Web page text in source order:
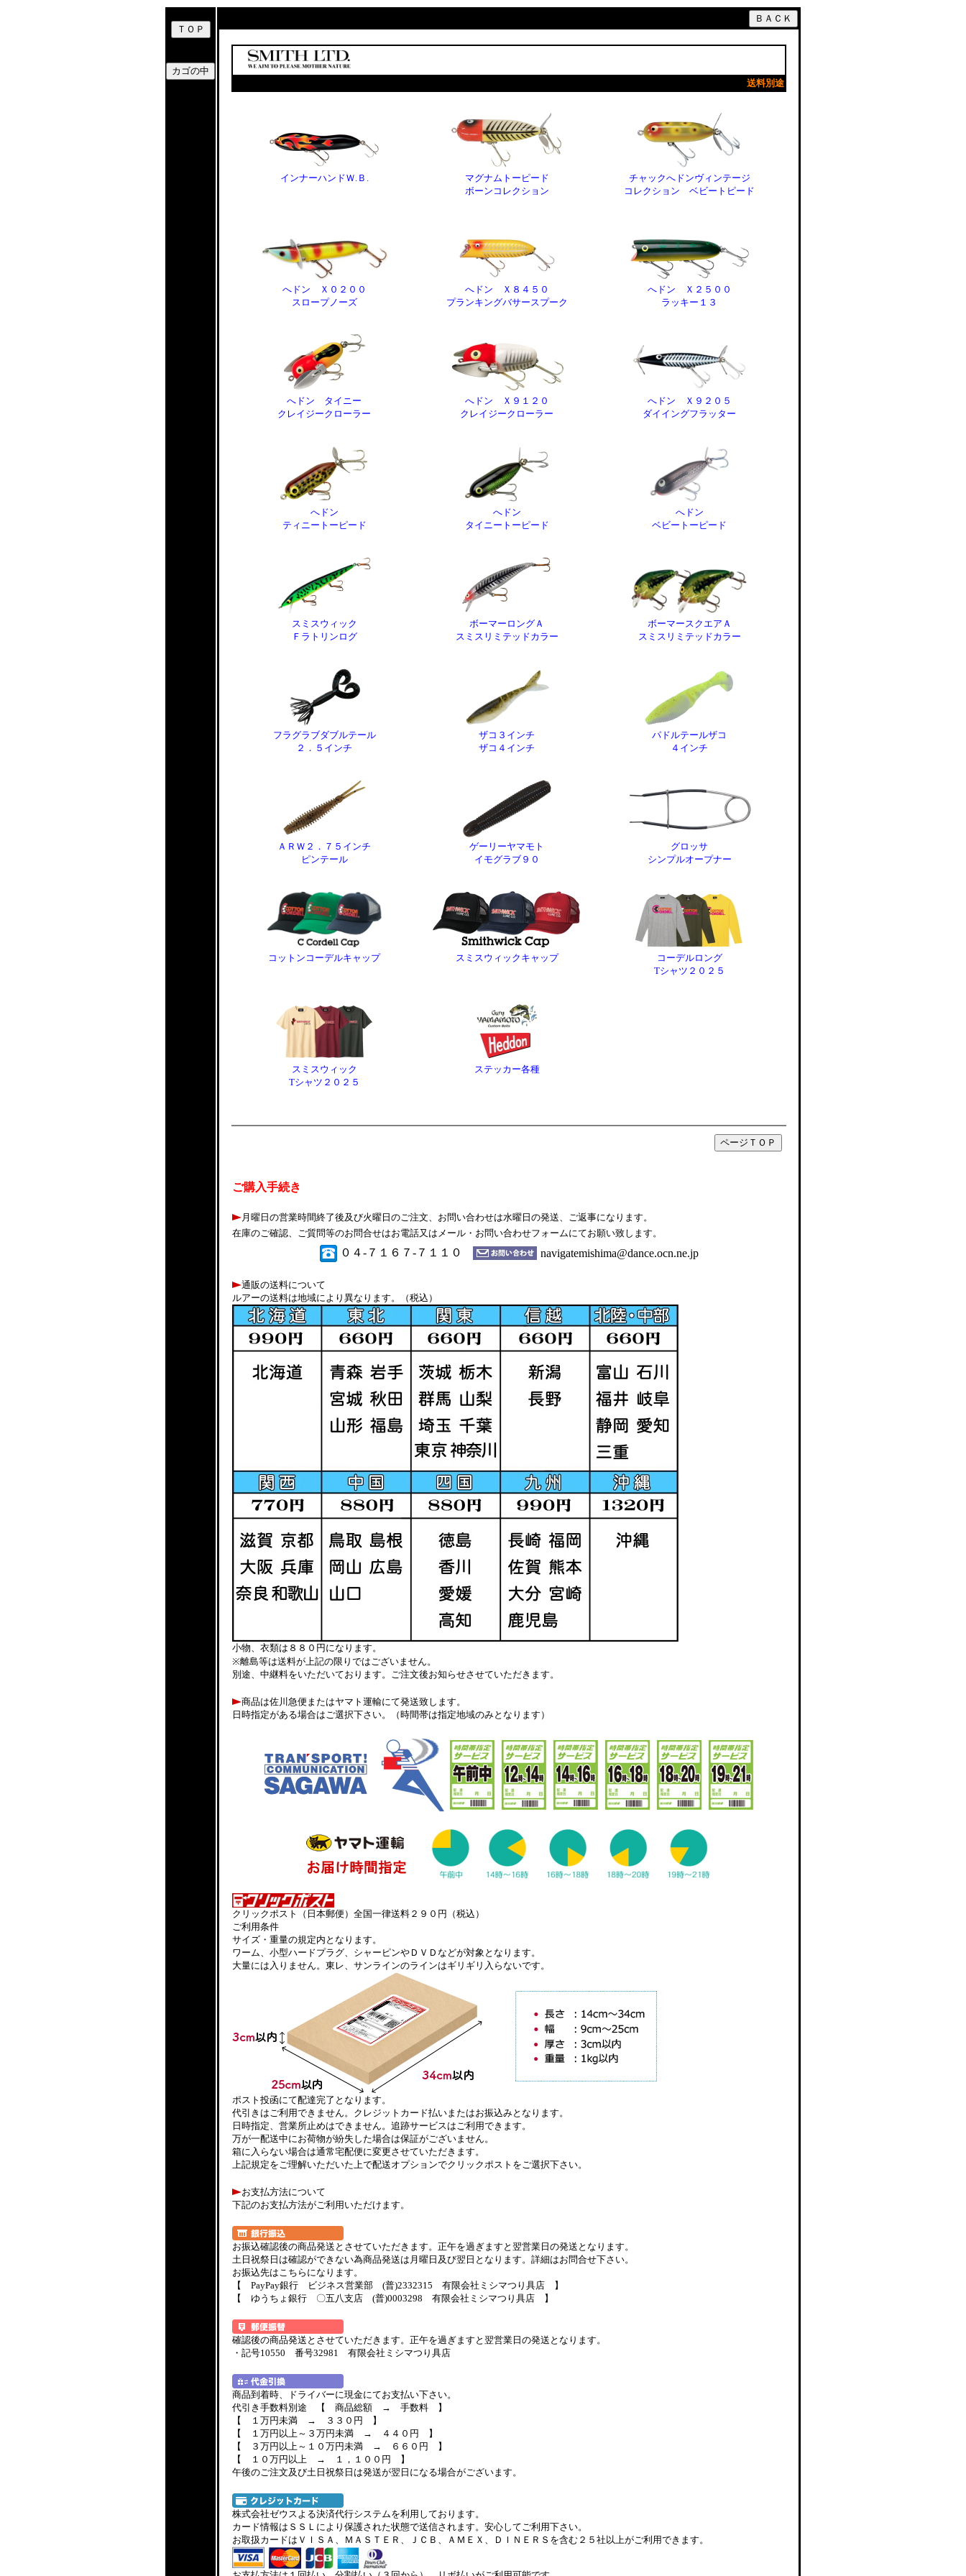
送料別途
インナーハンドＷ.Ｂ.
マグナムトーピード
ボーンコレクション
チャックへドンヴィンテージ
コレクション ベビートピード
へドン Ｘ０２００
スロープノーズ
へドン Ｘ８４５０
プランキングバサースプーク
へドン Ｘ２５００
ラッキー１３
へドン タイニー
クレイジークローラー
へドン Ｘ９１２０
クレイジークローラー
へドン Ｘ９２０５
ダイイングフラッター
へドン
ティニートーピード
へドン
タイニートーピード
へドン
ベビートーピード
スミスウィック
Ｆラトリンログ
ボーマーロングＡ
スミスリミテッドカラー
ボーマースクエアＡ
スミスリミテッドカラー
フラグラブダブルテール
２．５インチ
ザコ３インチ
ザコ４インチ
パドルテールザコ
４インチ
ＡＲＷ２．７５インチ
ピンテール
ゲーリーヤマモト
イモグラブ９０
グロッサ
シンプルオープナー
コットンコーデルキャップ スミスウィックキャップ
コーデルロング
Tシャツ２０２５
スミスウィック
Tシャツ２０２５
ステッカー各種
ご購入手続き
月曜日の営業時間終了後及び火曜日のご注文、お問い合わせは水曜日の発送、ご返事になります。
在庫のご確認、ご質問等のお問合せはお電話又はメール・お問い合わせフォームにてお願い致します。
０４-７１６７-７１１０ navigatemishima@dance.ocn.ne.jp
通販の送料について
ルアーの送料は地域により異なります。（税込）
小物、衣類は８８０円になります。
※離島等は送料が上記の限りではございません。
別途、中継料をいただいております。ご注文後お知らせさせていただきます。
商品は佐川急便またはヤマト運輸にて発送致します。
日時指定がある場合はご選択下さい。（時間帯は指定地域のみとなります）
クリックポスト（日本郵便）全国一律送料２９０円（税込）
ご利用条件
サイズ・重量の規定内となります。
ワーム、小型ハードプラグ、シャーピンやＤＶＤなどが対象となります。
大量には入りません。東レ、サンラインのラインはギリギリ入らないです。
ポスト投函にて配達完了となります。
代引きはご利用できません。クレジットカード払いまたはお振込みとなります。
日時指定、営業所止めはできません。追跡サービスはご利用できます。
万が一配送中にお荷物が紛失した場合は保証がございません。
箱に入らない場合は通常宅配便に変更させていただきます。
上記規定をご理解いただいた上で配送オプションでクリックポストをご選択下さい。
お支払方法について
下記のお支払方法がご利用いただけます。
お振込確認後の商品発送とさせていただきます。正午を過ぎますと翌営業日の発送となります。
土日祝祭日は確認ができない為商品発送は月曜日及び翌日となります。詳細はお問合せ下さい。
お振込先はこちらになります。
【 PayPay銀行 ビジネス営業部 (普)2332315 有限会社ミシマつり具店 】
【 ゆうちょ銀行 〇五八支店 (普)0003298 有限会社ミシマつり具店 】
確認後の商品発送とさせていただきます。正午を過ぎますと翌営業日の発送となります。
・記号10550 番号32981 有限会社ミシマつり具店
商品到着時、ドライバーに現金にてお支払い下さい。
代引き手数料別途 【 商品総額 → 手数料 】
【 １万円未満 → ３３０円 】
【 １万円以上～３万円未満 → ４４０円 】
【 ３万円以上～１０万円未満 → ６６０円 】
【 １０万円以上 → １，１００円 】
午後のご注文及び土日祝祭日は発送が翌日になる場合がございます。
株式会社ゼウスよる決済代行システムを利用しております。
カード情報はＳＳＬにより保護された状態で送信されます。安心してご利用下さい。
お取扱カードはＶＩＳＡ、ＭＡＳＴＥＲ、ＪＣＢ、ＡＭＥＸ、ＤＩＮＥＲＳを含む２５社以上がご利用できます。